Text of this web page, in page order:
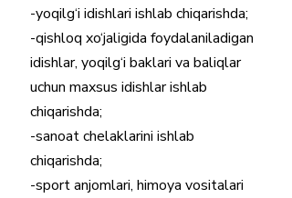
-yoqilg‘i idishlari ishlab chiqarishda;
-qishloq xo‘jaligida foydalaniladigan
idishlar, yoqilg‘i baklari va baliqlar
uchun maxsus idishlar ishlab
chiqarishda;
-sanoat chelaklarini ishlab
chiqarishda;
-sport anjomlari, himoya vositalari